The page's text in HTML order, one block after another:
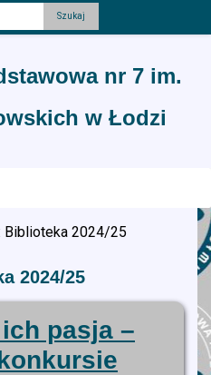
nr 7 im.
w Łodzi
Biblioteka 2024/25
2024/25
pasja –